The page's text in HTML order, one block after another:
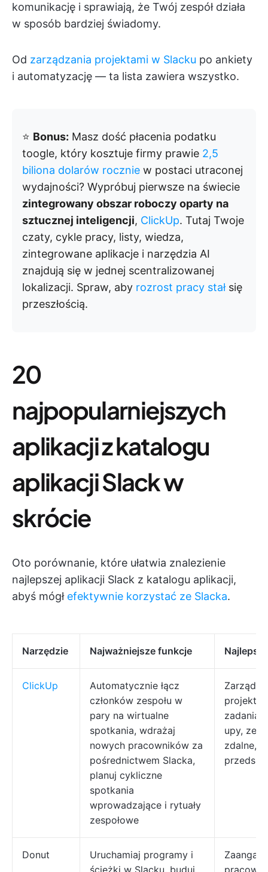
komunikację i sprawiają, że Twój zespół działa
w sposób bardziej świadomy.
Od zarządzania projektami w Slacku po ankiety
i automatyzację — ta lista zawiera wszystko.
⭐️ Bonus: Masz dość płacenia podatku
toogle, który kosztuje firmy prawie 2,5
biliona dolarów rocznie w postaci utraconej
wydajności? Wypróbuj pierwsze na świecie
zintegrowany obszar roboczy oparty na
sztucznej inteligencji, ClickUp. Tutaj Twoje
czaty, cykle pracy, listy, wiedza,
zintegrowane aplikacje i narzędzia AI
znajdują się w jednej scentralizowanej
lokalizacji. Spraw, aby rozrost pracy stałsię
przeszłością.
20
najpopularniejszych
aplikacji z katalogu
aplikacji Slack w
skrócie
Oto porównanie, które ułatwia znalezienie
najlepszej aplikacji Slack z katalogu aplikacji,
abyś mógł efektywnie korzystać ze Slacka.
Narzędzie Najważniejsze funkcje
ClickUp
Automatycznie łącz
członków zespołu w
pary na wirtualne
spotkania, wdrażaj
nowych pracowników za
pośrednictwem Slacka,
planuj cykliczne
spotkania
wprowadzające i rytuały
zespołowe
upy,
zdalne,
Donut
Uruchamiaj programy i
ścieżki w Slacku, buduj